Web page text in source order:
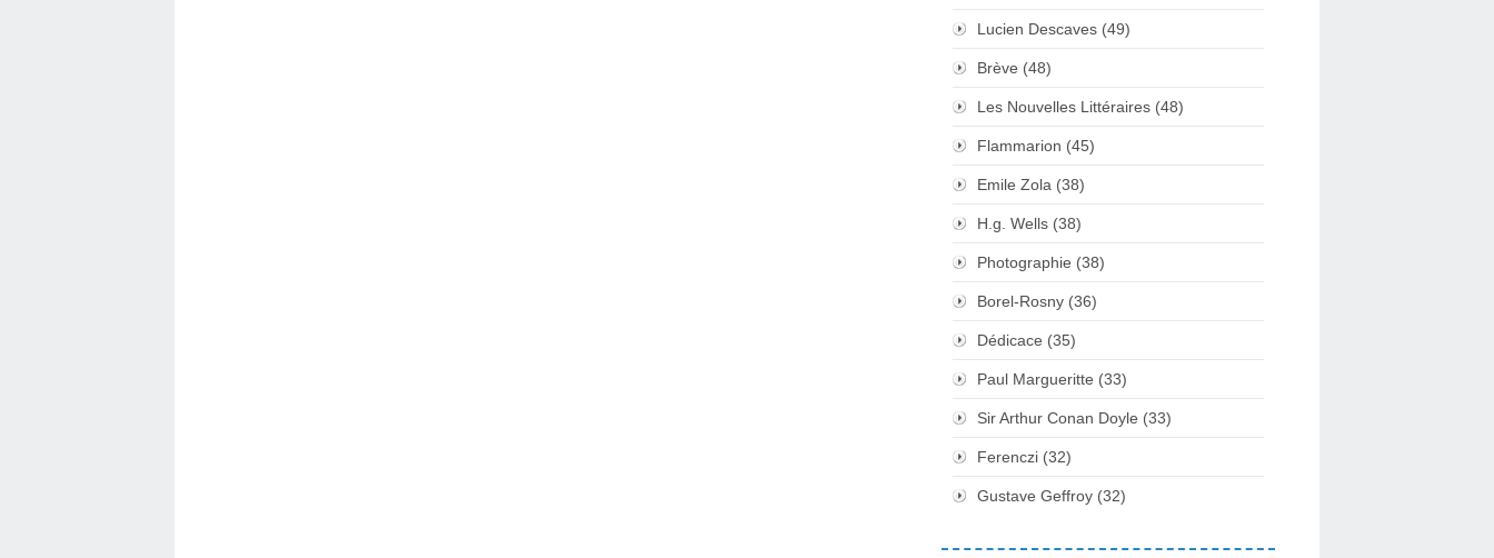
Lucien Descaves (49)
Brève (48)
Les Nouvelles Littéraires (48)
Flammarion (45)
Emile Zola (38)
H.g. Wells (38)
Photographie (38)
Borel-Rosny (36)
Dédicace (35)
Paul Margueritte (33)
Sir Arthur Conan Doyle (33)
Ferenczi (32)
Gustave Geffroy (32)